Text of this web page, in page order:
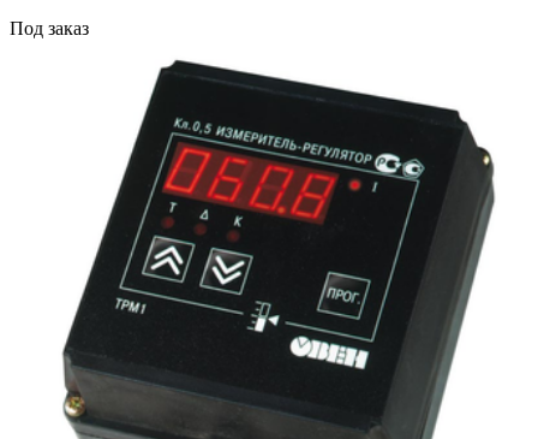
Под заказ